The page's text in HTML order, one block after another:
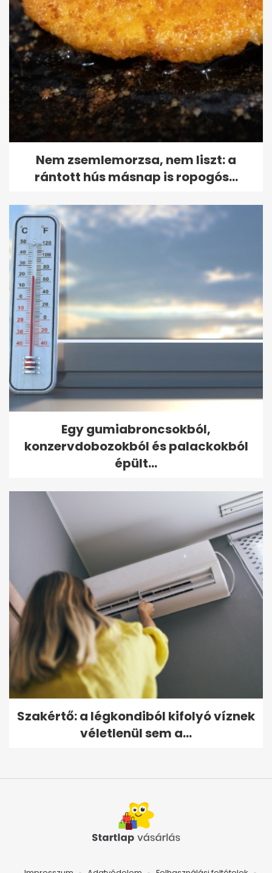
Nem zsemlemorzsa, nem liszt: a
rántott hús másnap is ropogós...
Egy gumiabroncsokból,
konzervdobozokból és palackokból
épült...
Szakértő: a légkondiból kifolyó víznek
véletlenül sem a...